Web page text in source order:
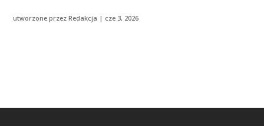
utworzone przezRedakcja | cze 3, 2026